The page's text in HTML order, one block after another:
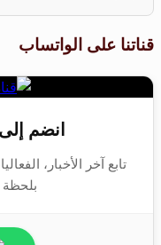
قناتنا على الواتساب
انضم
تابع آخر الأخبار،